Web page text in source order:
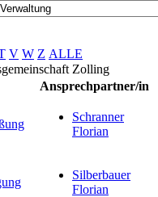
V W Z ALLE
Zolling
Ansprechpartner/in
Schranner
Florian
Silberbauer
Florian